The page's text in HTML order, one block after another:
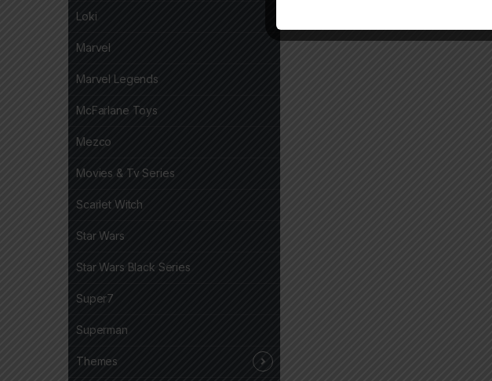
Loki
Marvel
Marvel Legends
McFarlane Toys
Mezco
Movies & Tv Series
Scarlet Witch
Star Wars
Star Wars Black Series
Super7
Superman
Themes